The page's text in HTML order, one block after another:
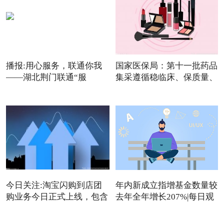
播报:用心服务，联通你我
——湖北荆门联通“服
国家医保局：第十一批药品
集采遵循稳临床、保质量、
今日关注:淘宝闪购到店团
购业务今日正式上线，包含
年内新成立指增基金数量较
去年全年增长207%|每日观